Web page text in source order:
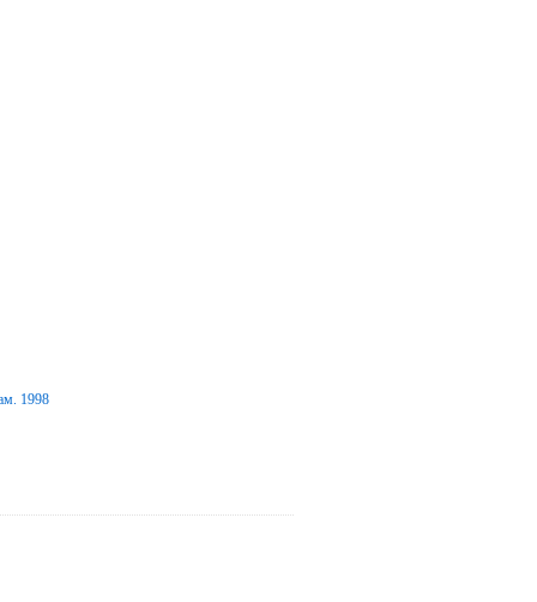
1998